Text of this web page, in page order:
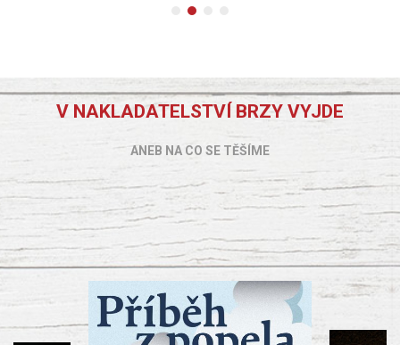
V NAKLADATELSTVÍ BRZY VYJDE
ANEB NA CO SE TĚŠÍME